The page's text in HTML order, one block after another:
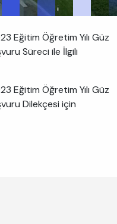
Eğitim Öğretim Yılı Güz
Süreci ile İlgili
Eğitim Öğretim Yılı Güz
Dilekçesi için